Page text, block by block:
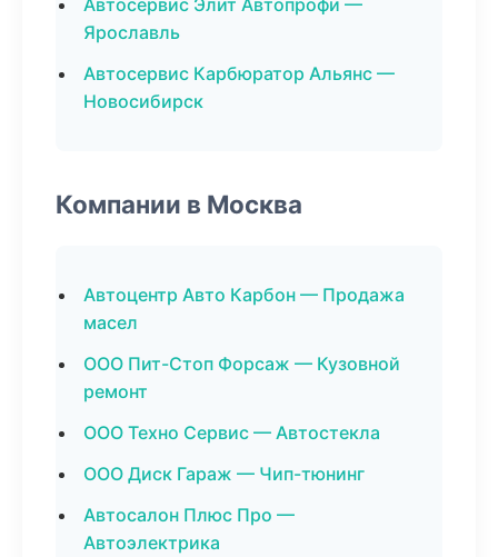
Автосервис Элит Автопрофи —
Ярославль
Автосервис Карбюратор Альянс —
Новосибирск
Компании в Москва
Автоцентр Авто Карбон — Продажа
масел
ООО Пит-Стоп Форсаж — Кузовной
ремонт
ООО Техно Сервис — Автостекла
ООО Диск Гараж — Чип-тюнинг
Автосалон Плюс Про —
Автоэлектрика